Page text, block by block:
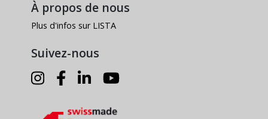
À propos de nous
Plus d'infos sur LISTA
Suivez-nous